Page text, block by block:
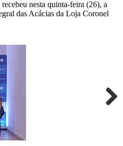
nesta quinta-feira (26), a
das Acácias da Loja Coronel